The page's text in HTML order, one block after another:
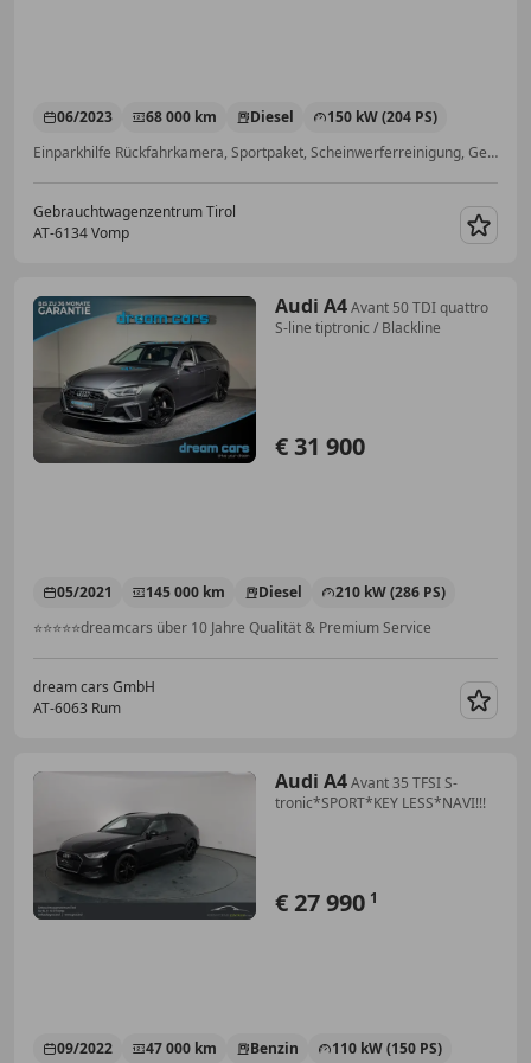
06/2023 68 000 km Diesel
150 kW (204 PS)
Einparkhilfe Rückfahrkamera, Sportpaket, Scheinwerferreinigung, Getönte Scheiben, Garantie, Beheizbare Frontscheibe, Totwinkel-Assistent, Soundsystem
Gebrauchtwagenzentrum Tirol
AT-6134 Vomp
Audi A4Avant 50 TDI quattro
S-line tiptronic / Blackline
€ 31 900
05/2021 145 000 km Diesel
210 kW (286 PS)
⭐⭐⭐⭐⭐dreamcars über 10 Jahre Qualität & Premium Service
dream cars GmbH
AT-6063 Rum
Audi A4Avant 35 TFSI S-
tronic*SPORT*KEY LESS*NAVI!!!
€ 27 990 1
09/2022 47 000 km Benzin
110 kW (150 PS)